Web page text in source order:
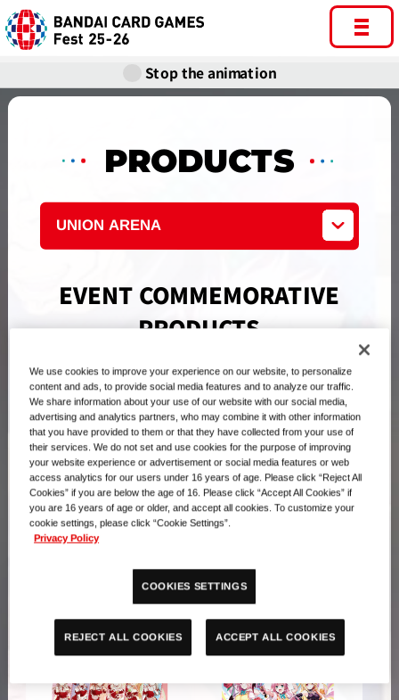
Stop the animation
PRODUCTS
UNION ARENA
EVENT COMMEMORATIVE
PRODUCTS
官方遊戲墊板&行動值卡套
組 新世紀福音戰士新劇場版
官方遊戲墊板&行動值卡套
組 勝利女神：妮姬
We use cookies to improve your experience on our website, to personalize
content and ads, to provide social media features and to analyze our traffic.
We share information about your use of our website with our social media,
advertising and analytics partners, who may combine it with other information
that you have provided to them or that they have collected from your use of
their services. We do not set and use cookies for the purpose of improving
your website experience or advertisement or social media features or web
access analytics for our users under 16 years of age. Please click “Reject All
Cookies” if you are below the age of 16. Please click “Accept All Cookies” if
you are 16 years of age or older, and accept all cookies. To customize your
cookie settings, please click “Cookie Settings”.
Privacy Policy
COOKIES SETTINGS
REJECT ALL COOKIES ACCEPT ALL COOKIES